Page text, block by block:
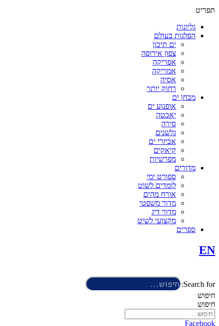
תפריט
גליונות
הפלגות בעולם
ים תיכון
צפון אירופה
אפריקה
אמריקה
אסיה
רחוק יותר
מבחן ים
אופנוע ים
יאכטה
סירה
גלשנים
אביזרי ים
קיאקים
מפרשיות
מדורים
ספורט ימי
לומדים לשוט
אורח מהים
מדור משפטי
מדור דיג
מקצועי לשיט
ספרים
EN
Search for:
חיפוש
חיפוש
Facebook